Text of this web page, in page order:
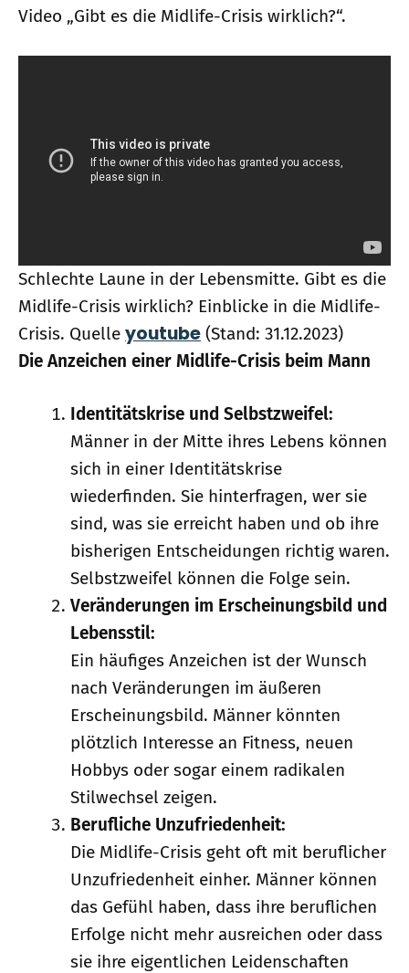
Video „Gibt es die Midlife-Crisis wirklich?“.
Schlechte Laune in der Lebensmitte. Gibt es die
Midlife-Crisis wirklich? Einblicke in die Midlife-
Crisis. Quelle youtube (Stand: 31.12.2023)
Die Anzeichen einer Midlife-Crisis beim Mann
Identitätskrise und Selbstzweifel:
Männer in der Mitte ihres Lebens können
sich in einer Identitätskrise
wiederfinden. Sie hinterfragen, wer sie
sind, was sie erreicht haben und ob ihre
bisherigen Entscheidungen richtig waren.
Selbstzweifel können die Folge sein.
Veränderungen im Erscheinungsbild und
Lebensstil:
Ein häufiges Anzeichen ist der Wunsch
nach Veränderungen im äußeren
Erscheinungsbild. Männer könnten
plötzlich Interesse an Fitness, neuen
Hobbys oder sogar einem radikalen
Stilwechsel zeigen.
Berufliche Unzufriedenheit:
Die Midlife-Crisis geht oft mit beruflicher
Unzufriedenheit einher. Männer können
das Gefühl haben, dass ihre beruflichen
Erfolge nicht mehr ausreichen oder dass
sie ihre eigentlichen Leidenschaften